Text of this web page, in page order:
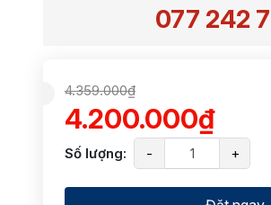
077 242
4.359.000₫
4.200.000₫
Số lượng: - +